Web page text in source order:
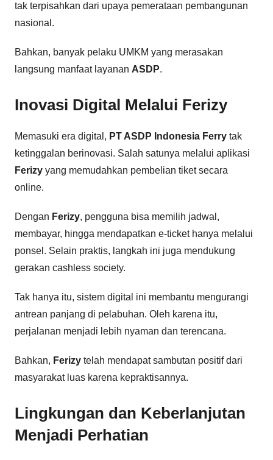
tak terpisahkan dari upaya pemerataan pembangunan
nasional.
Bahkan, banyak pelaku UMKM yang merasakan
langsung manfaat layanan ASDP.
Inovasi Digital Melalui Ferizy
Memasuki era digital, PT ASDP Indonesia Ferry tak
ketinggalan berinovasi. Salah satunya melalui aplikasi
Ferizy yang memudahkan pembelian tiket secara
online.
Dengan Ferizy, pengguna bisa memilih jadwal,
membayar, hingga mendapatkan e-ticket hanya melalui
ponsel. Selain praktis, langkah ini juga mendukung
gerakan cashless society.
Tak hanya itu, sistem digital ini membantu mengurangi
antrean panjang di pelabuhan. Oleh karena itu,
perjalanan menjadi lebih nyaman dan terencana.
Bahkan, Ferizy telah mendapat sambutan positif dari
masyarakat luas karena kepraktisannya.
Lingkungan dan Keberlanjutan
Menjadi Perhatian